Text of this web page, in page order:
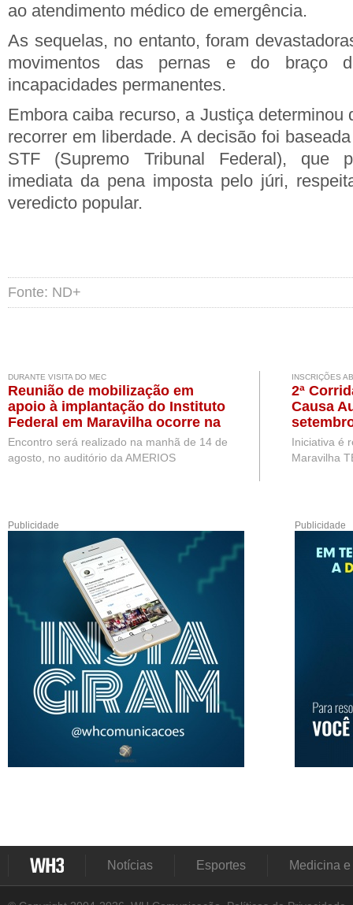
ao atendimento médico de emergência.
As sequelas, no entanto, foram
movimentos das pernas e do braço
incapacidades permanentes.
Embora caiba recurso, a Justiça determinou
recorrer em liberdade. A decisão foi
STF (Supremo Tribunal Federal), que
imediata da pena imposta pelo júri,
veredicto popular.
Fonte: ND+
DURANTE VISITA DO MEC
Reunião de mobilização em
apoio à implantação do Instituto
Federal em Maravilha ocorre na
próxima semana, durante visita
de representantes do MEC
Encontro será realizado na manhã de 14 de
agosto, no auditório da AMERIOS
INSCRIÇÕES
2ª
Causa
Iniciativa é
Maravilha
Publicidade Publicidade
Notícias Esportes Medicina